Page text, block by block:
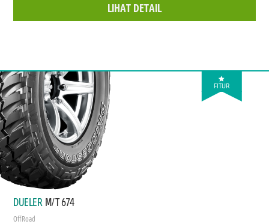
LIHAT DETAIL
FITUR
DUELER M/T 674
Off Road